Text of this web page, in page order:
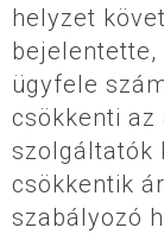
helyzet
ügyfele
csökkenti
szolgáltatók
csökkentik
szabályozó